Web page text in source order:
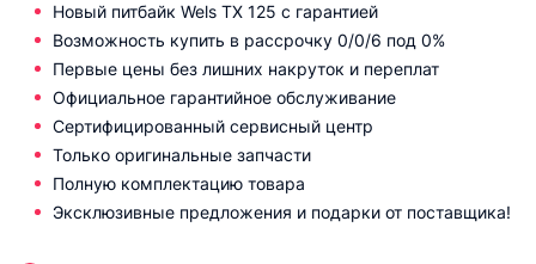
Новый питбайк Wels TX 125 с гарантией
Возможность купить в рассрочку 0/0/6 под 0%
Первые цены без лишних накруток и переплат
Официальное гарантийное обслуживание
Сертифицированный сервисный центр
Только оригинальные запчасти
Полную комплектацию товара
Эксклюзивные предложения и подарки от поставщика!